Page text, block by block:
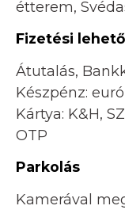
étterem,
Fizetési
Átutalás,
Készpénz:
Kártya: K&H,
OTP
Parkolás
Kamerával